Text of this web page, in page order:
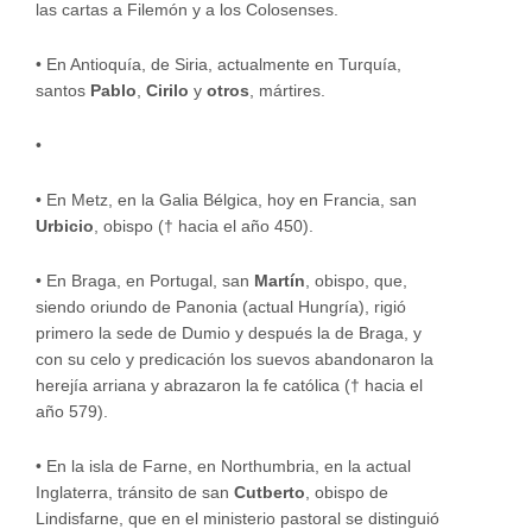
las cartas a Filemón y a los Colosenses.
• En Antioquía, de Siria, actualmente en Turquía,
santos Pablo Cirilo y otros , mártires.
•
• En Metz, en la Galia Bélgica, hoy en Francia, san
Urbicio , obispo († hacia el año 450).
• En Braga, en Portugal, san Martín , obispo, que,
siendo oriundo de Panonia (actual Hungría), rigió
primero la sede de Dumio y después la de Braga, y
con su celo y predicación los suevos abandonaron la
herejía arriana y abrazaron la fe católica († hacia el
año 579).
• En la isla de Farne, en Northumbria, en la actual
Inglaterra, tránsito de san Cutberto , obispo de
Lindisfarne, que en el ministerio pastoral se distinguió